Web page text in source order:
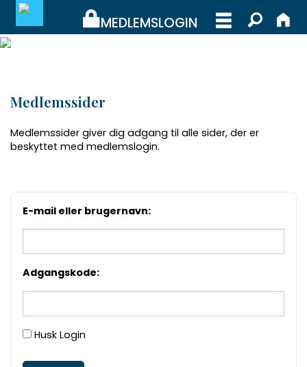
MEDLEMSLOGIN
BLIV MEDLEM
WEBSHOP
Medlemssider
Medlemssider giver dig adgang til alle sider, der er
beskyttet med medlemslogin.
E-mail eller brugernavn:
Adgangskode:
Husk Login